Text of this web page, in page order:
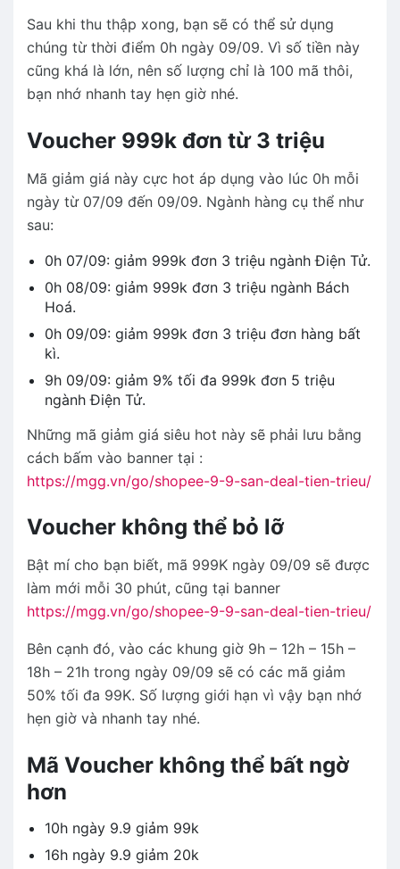
Sau khi thu thập xong, bạn sẽ có thể sử dụng
chúng từ thời điểm 0h ngày 09/09. Vì số tiền này
cũng khá là lớn, nên số lượng chỉ là 100 mã thôi,
bạn nhớ nhanh tay hẹn giờ nhé.
Voucher 999k đơn từ 3 triệu
Mã giảm giá này cực hot áp dụng vào lúc 0h mỗi
ngày từ 07/09 đến 09/09. Ngành hàng cụ thể như
sau:
0h 07/09: giảm 999k đơn 3 triệu ngành Điện Tử.
0h 08/09: giảm 999k đơn 3 triệu ngành Bách
Hoá.
0h 09/09: giảm 999k đơn 3 triệu đơn hàng bất
kì.
9h 09/09: giảm 9% tối đa 999k đơn 5 triệu
ngành Điện Tử.
Những mã giảm giá siêu hot này sẽ phải lưu bằng
cách bấm vào banner tại :
https://mgg.vn/go/shopee-9-9-san-deal-tien-trieu/
Voucher không thể bỏ lỡ
Bật mí cho bạn biết, mã 999K ngày 09/09 sẽ được
làm mới mỗi 30 phút, cũng tại banner
https://mgg.vn/go/shopee-9-9-san-deal-tien-trieu/
Bên cạnh đó, vào các khung giờ 9h – 12h – 15h –
18h – 21h trong ngày 09/09 sẽ có các mã giảm
50% tối đa 99K. Số lượng giới hạn vì vậy bạn nhớ
hẹn giờ và nhanh tay nhé.
Mã Voucher không thể bất ngờ
hơn
10h ngày 9.9 giảm 99k
16h ngày 9.9 giảm 20k